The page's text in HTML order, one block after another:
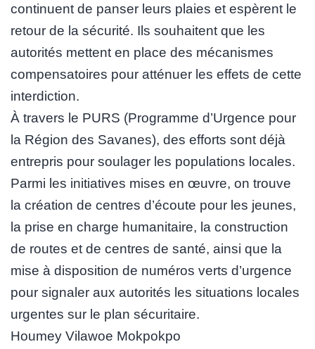
continuent de panser leurs plaies et espèrent le
retour de la sécurité. Ils souhaitent que les
autorités mettent en place des mécanismes
compensatoires pour atténuer les effets de cette
interdiction.
À travers le PURS (Programme d’Urgence pour
la Région des Savanes), des efforts sont déjà
entrepris pour soulager les populations locales.
Parmi les initiatives mises en œuvre, on trouve
la création de centres d’écoute pour les jeunes,
la prise en charge humanitaire, la construction
de routes et de centres de santé, ainsi que la
mise à disposition de numéros verts d’urgence
pour signaler aux autorités les situations locales
urgentes sur le plan sécuritaire.
Houmey Vilawoe Mokpokpo